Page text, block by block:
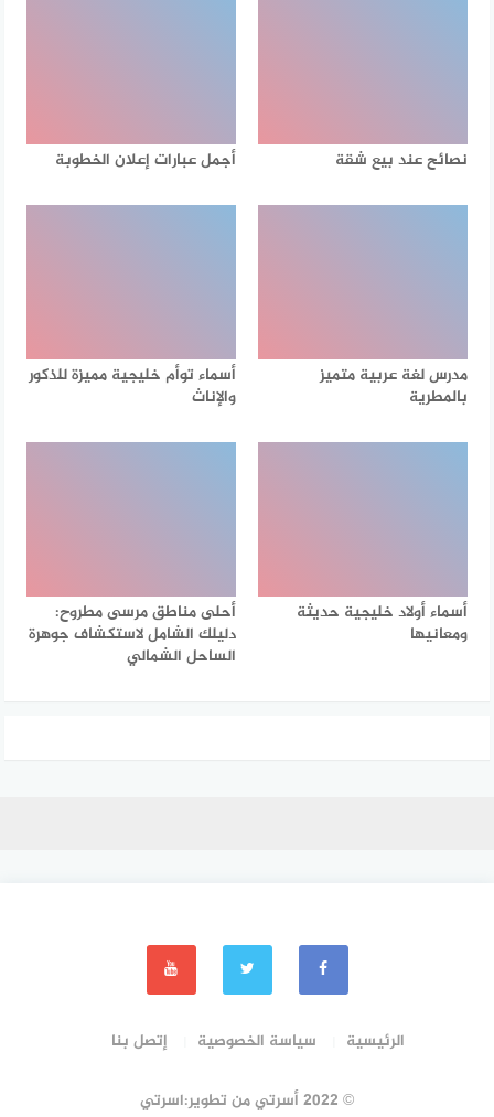
نصائح عند بيع شقة أجمل عبارات إعلان الخطوبة
مدرس لغة عربية متميز
بالمطرية
أسماء توأم خليجية مميزة للذكور
والإناث
أسماء أولاد خليجية حديثة
ومعانيها
أحلى مناطق مرسى مطروح:
دليلك الشامل لاستكشاف جوهرة
الساحل الشمالي
الرئيسية سياسة الخصوصية إتصل بنا
© 2022 أسرتي من تطوير:اسرتي